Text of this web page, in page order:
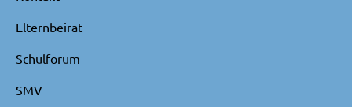
Elternbeirat
Schulforum
SMV